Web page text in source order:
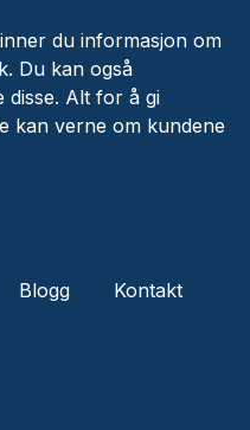
du informasjon om
Du kan også
disse. Alt for å gi
kan verne om kundene
Blogg
Kontakt